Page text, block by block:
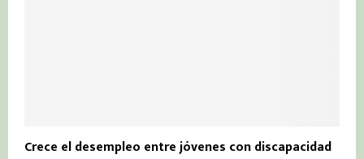
Crece el desempleo entre jóvenes con discapacidad